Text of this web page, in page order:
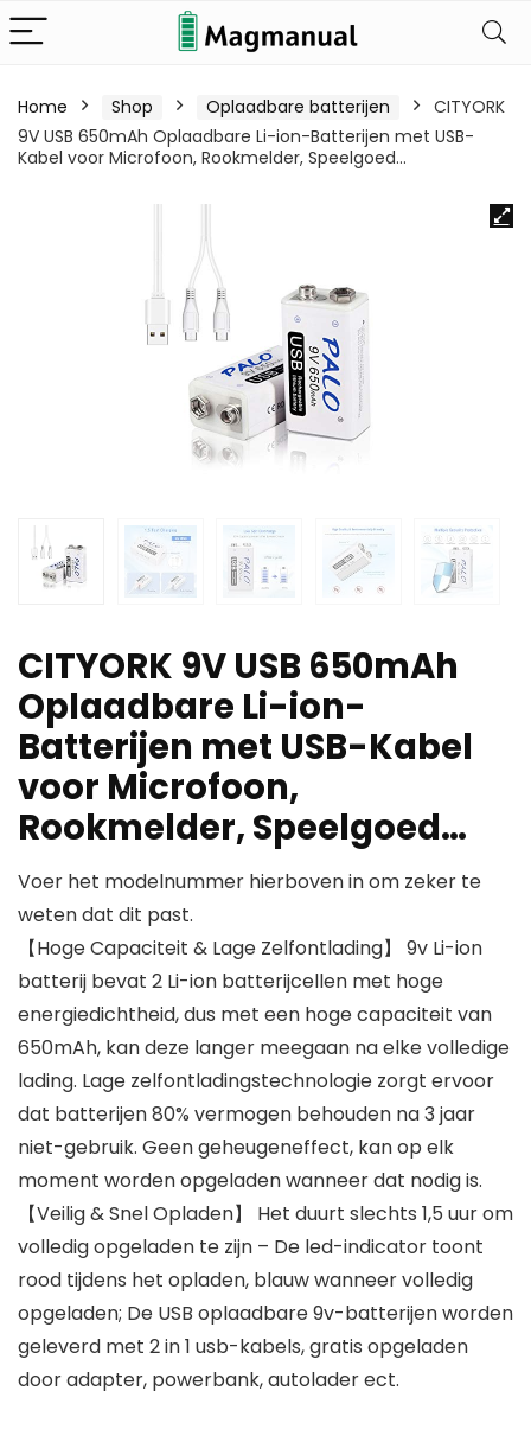
Home Shop Oplaadbare batterijen
CITYORK
9V USB 650mAh Oplaadbare Li-ion-Batterijen met USB-
Kabel voor Microfoon, Rookmelder, Speelgoed…
CITYORK 9V USB 650mAh
Oplaadbare Li-ion-
Batterijen met USB-Kabel
voor Microfoon,
Rookmelder, Speelgoed…
Voer het modelnummer hierboven in om zeker te
weten dat dit past.
【Hoge Capaciteit & Lage Zelfontlading】 9v Li-ion
batterij bevat 2 Li-ion batterijcellen met hoge
energiedichtheid, dus met een hoge capaciteit van
650mAh, kan deze langer meegaan na elke volledige
lading. Lage zelfontladingstechnologie zorgt ervoor
dat batterijen 80% vermogen behouden na 3 jaar
niet-gebruik. Geen geheugeneffect, kan op elk
moment worden opgeladen wanneer dat nodig is.
【Veilig & Snel Opladen】 Het duurt slechts 1,5 uur om
volledig opgeladen te zijn – De led-indicator toont
rood tijdens het opladen, blauw wanneer volledig
opgeladen; De USB oplaadbare 9v-batterijen worden
geleverd met 2 in 1 usb-kabels, gratis opgeladen
door adapter, powerbank, autolader ect.